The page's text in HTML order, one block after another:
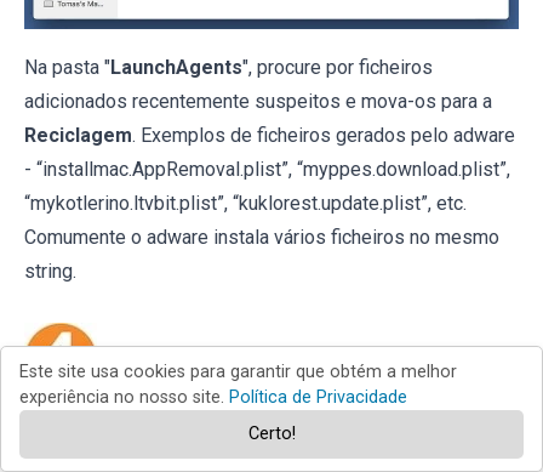
Na pasta "LaunchAgents", procure por ficheiros
adicionados recentemente suspeitos e mova-os para a
Reciclagem. Exemplos de ficheiros gerados pelo adware
- “installmac.AppRemoval.plist”, “myppes.download.plist”,
“mykotlerino.ltvbit.plist”, “kuklorest.update.plist”, etc.
Comumente o adware instala vários ficheiros no mesmo
string.
na pasta /Library/LaunchDaemons:
Este site usa cookies para garantir que obtém a melhor
experiência no nosso site. Política de Privacidade
Certo!